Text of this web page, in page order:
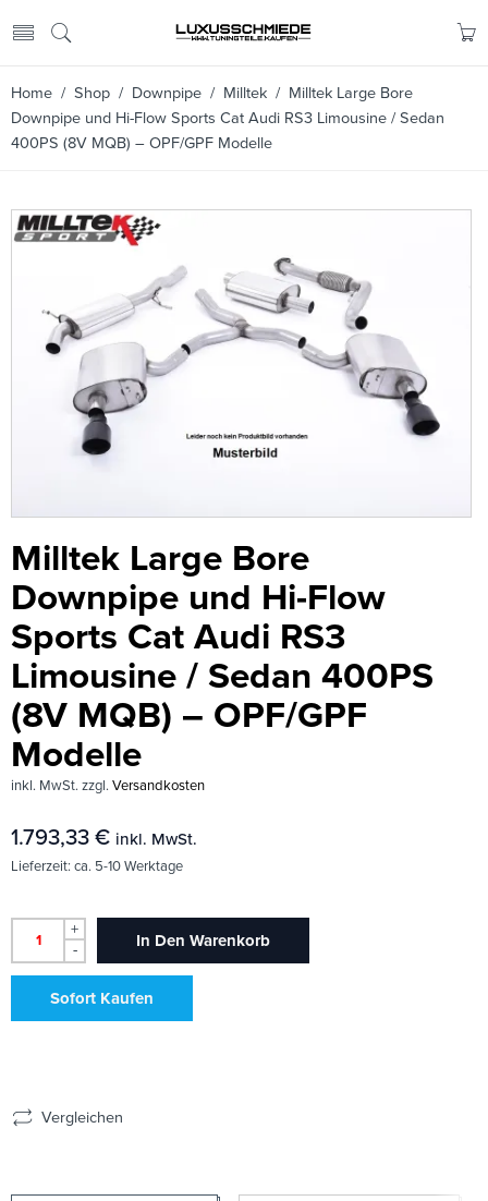
Home / Shop / Downpipe / Milltek / Milltek Large Bore
Downpipe und Hi-Flow Sports Cat Audi RS3 Limousine / Sedan
400PS (8V MQB) – OPF/GPF Modelle
Milltek Large Bore
Downpipe und Hi-Flow
Sports Cat Audi RS3
Limousine / Sedan 400PS
(8V MQB) – OPF/GPF
Modelle
inkl. MwSt. zzgl. Versandkosten
1.793,33 € inkl. MwSt.
Lieferzeit: ca. 5-10 Werktage
+
-
In Den Warenkorb
Sofort Kaufen
Vergleichen